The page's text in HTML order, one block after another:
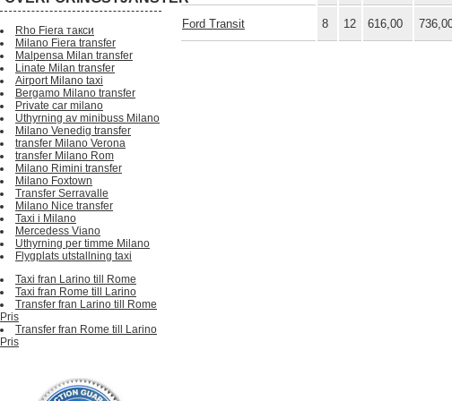
Ford Transit 8 12 616,00
Rho Fiera такси
Milano Fiera transfer
Malpensa Milan transfer
Linate Milan transfer
Airport Milano taxi
Bergamo Milano transfer
Private car milano
Uthyrning av minibuss Milano
Milano Venedig transfer
transfer Milano Verona
transfer Milano Rom
Milano Rimini transfer
Milano Foxtown
Transfer Serravalle
Milano Nice transfer
Taxi i Milano
Mercedess Viano
Uthyrning per timme Milano
Flygplats utstallning taxi
Taxi fran Larino till Rome
Taxi fran Rome till Larino
Transfer fran Larino till Rome
Pris
Transfer fran Rome till Larino
Pris